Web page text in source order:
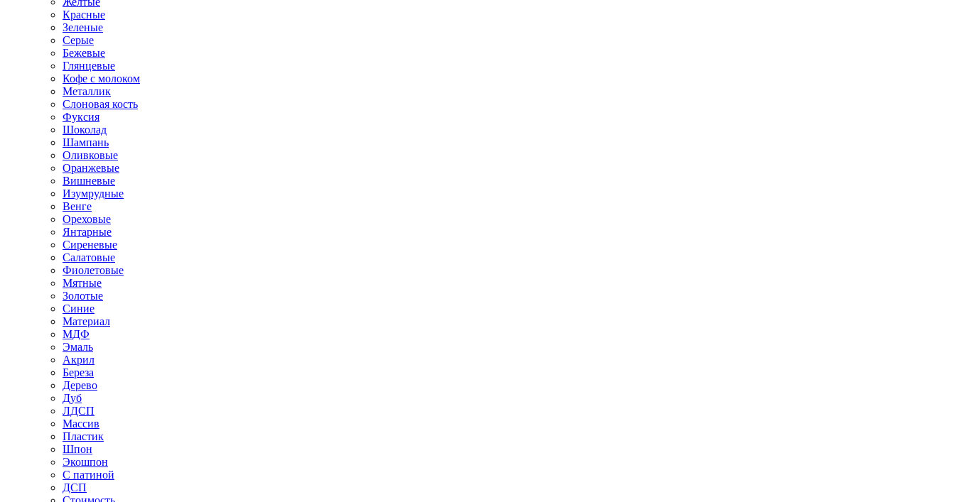
Красные
Зеленые
Серые
Бежевые
Глянцевые
Кофе с молоком
Металлик
Слоновая кость
Фуксия
Шоколад
Шампань
Оливковые
Оранжевые
Вишневые
Изумрудные
Венге
Ореховые
Янтарные
Сиреневые
Салатовые
Фиолетовые
Мятные
Золотые
Синие
Материал
МДФ
Эмаль
Акрил
Береза
Дерево
Дуб
ЛДСП
Массив
Пластик
Шпон
Экошпон
С патиной
ДСП